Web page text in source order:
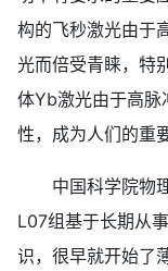
构的飞秒激光由于
光而倍受青睐，特
体Yb激光由于高脉
性，成为人们的重
中国科学院物理
L07组基于长期从
识，很早就开始了